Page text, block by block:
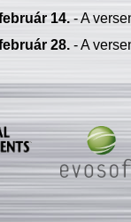
14.- A
28.- A